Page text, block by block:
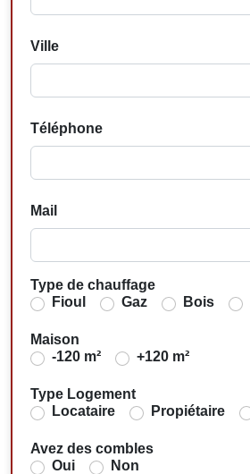
Ville
Téléphone
Mail
Type de chauffage
Fioul
Gaz Bois
Maison
-120 m²
+120 m²
Type Logement
Locataire
Propiétaire
Avez des combles
Oui
Non